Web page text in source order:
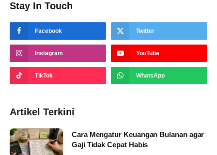
Stay In Touch
Facebook Twitter
Instagram YouTube
TikTok WhatsApp
Artikel Terkini
Cara Mengatur Keuangan Bulanan agar
Gaji Tidak Cepat Habis